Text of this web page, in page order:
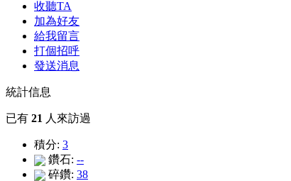
收聽TA
加為好友
給我留言
打個招呼
發送消息
統計信息
已有 21 人來訪過
積分: 3
鑽石: --
碎鑽: 38